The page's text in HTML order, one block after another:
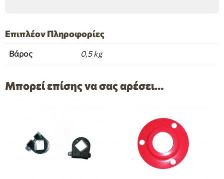
Επιπλέον Πληροφορίες
Βάρος 0,5 kg
Μπορεί επίσης να σας αρέσει…